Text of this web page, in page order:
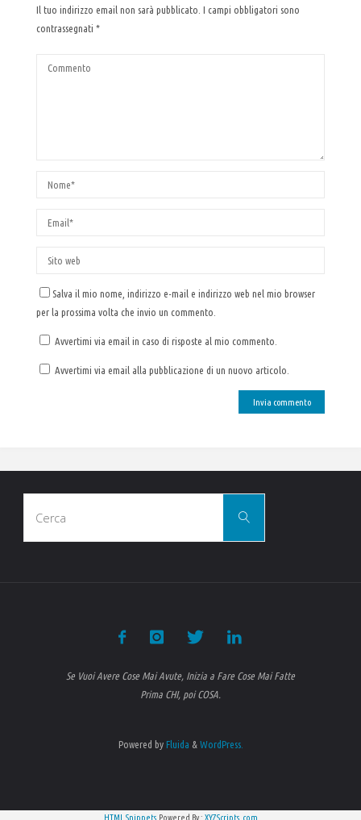
Il tuo indirizzo email non sarà pubblicato. I campi obbligatori sono
contrassegnati *
Salva il mio nome, indirizzo e-mail e indirizzo web nel mio browser
per la prossima volta che invio un commento.
Avvertimi via email in caso di risposte al mio commento.
Avvertimi via email alla pubblicazione di un nuovo articolo.
Cerca
Se Vuoi Avere Cose Mai Avute, Inizia a Fare Cose Mai Fatte
Prima CHI, poi COSA.
Powered byFluida & WordPress.
HTML Snippets Powered By : XYZScripts.com